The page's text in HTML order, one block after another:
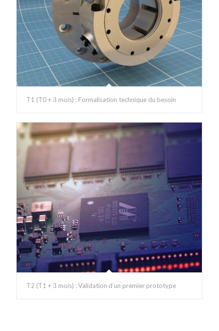
T1 (T0 + 3 mois) : Formalisation technique du besoin
T2 (T1 + 3 mois) : Validation d’un premier prototype